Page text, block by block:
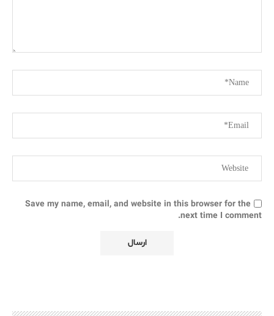
Save my name, email, and website in this browser for the
next time I comment.